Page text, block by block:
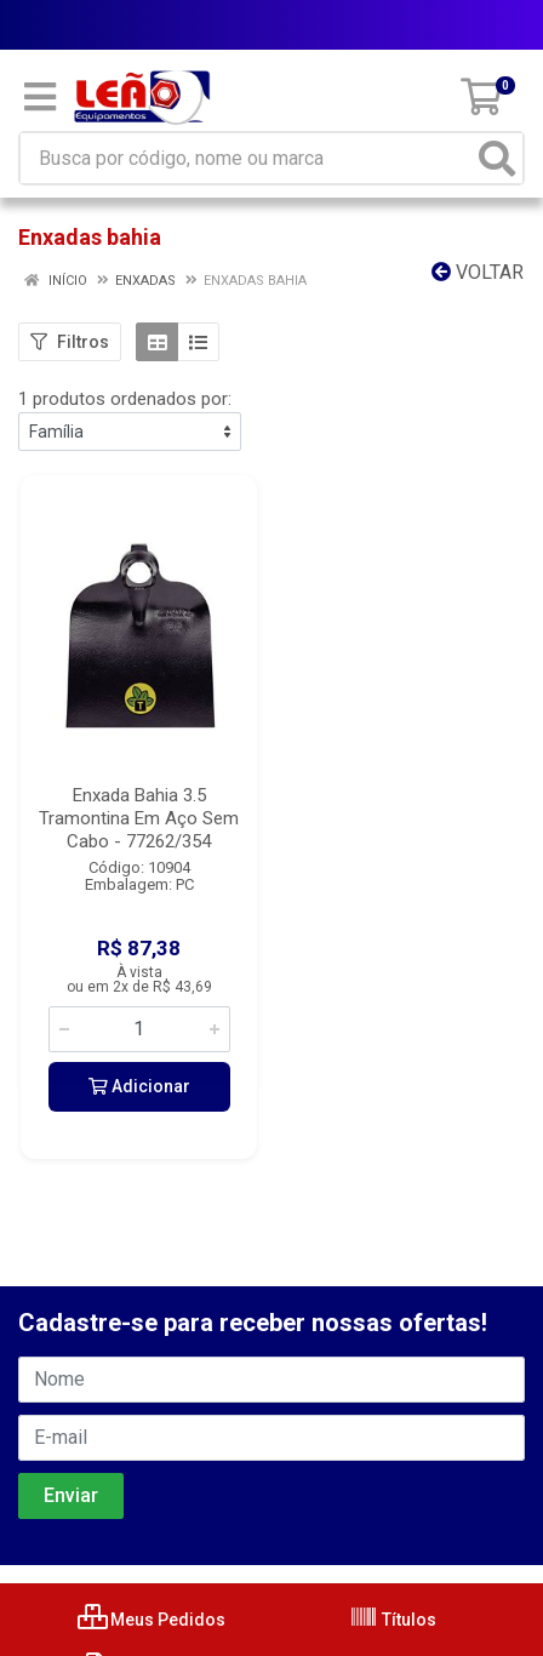
0
Enxadas bahia
VOLTAR
INÍCIO ENXADAS ENXADAS BAHIA
Filtros
1 produtos ordenados por:
Enxada Bahia 3.5
Tramontina Em Aço Sem
Cabo - 77262/354
Código: 10904
Embalagem: PC
R$ 87,38
À vista
ou em 2x de R$ 43,69
Adicionar
Cadastre-se para receber nossas ofertas!
Meus Pedidos Títulos